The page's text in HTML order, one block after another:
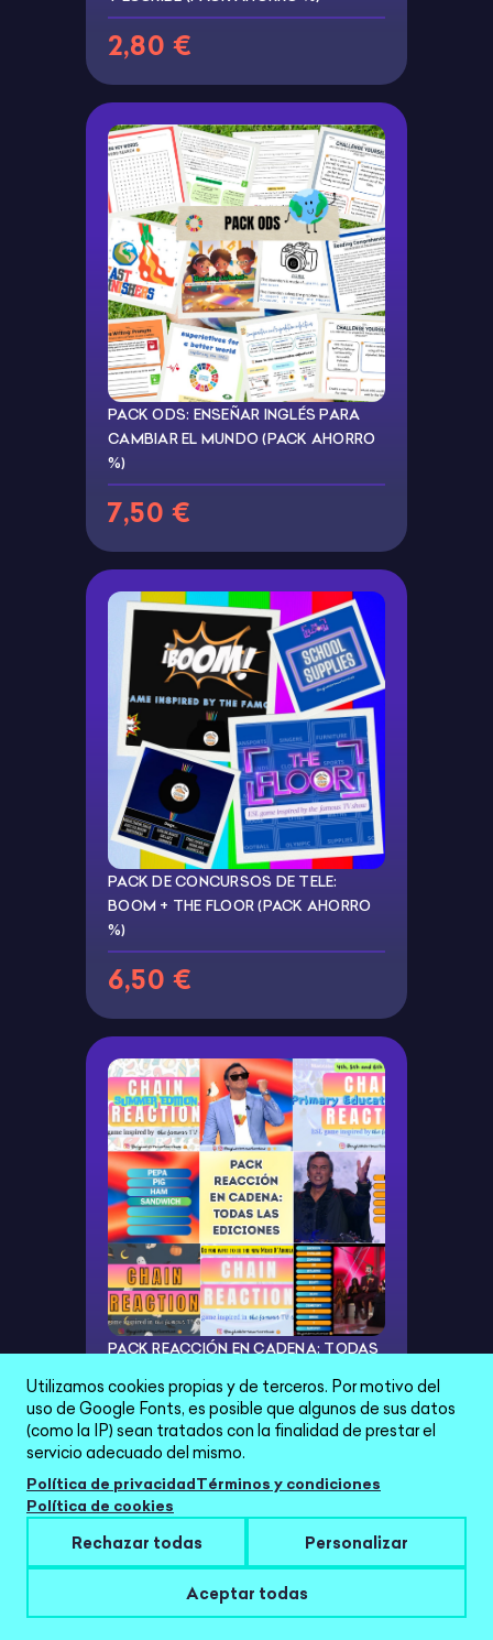
2,80 €
PACK ODS: ENSEÑAR INGLÉS PARA
CAMBIAR EL MUNDO (PACK AHORRO
%)
7,50 €
PACK DE CONCURSOS DE TELE:
BOOM + THE FLOOR (PACK AHORRO
%)
6,50 €
PACK REACCIÓN EN CADENA: TODAS
14,00 €
Utilizamos cookies propias y de terceros. Por motivo del
uso de Google Fonts, es posible que algunos de sus datos
(como la IP) sean tratados con la finalidad de prestar el
servicio adecuado del mismo.
Política de privacidadTérminos y condiciones
Política de cookies
Rechazar todas Personalizar
Aceptar todas